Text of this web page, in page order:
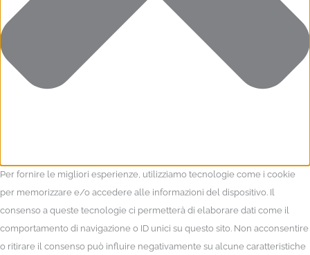
Per fornire le migliori esperienze, utilizziamo tecnologie come i cookie
per memorizzare e/o accedere alle informazioni del dispositivo. Il
consenso a queste tecnologie ci permetterà di elaborare dati come il
comportamento di navigazione o ID unici su questo sito. Non acconsentire
o ritirare il consenso può influire negativamente su alcune caratteristiche